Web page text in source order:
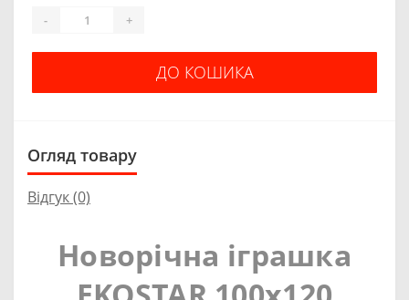
- +
ДО КОШИКА
Огляд товару
Відгук (0)
Новорічна іграшка